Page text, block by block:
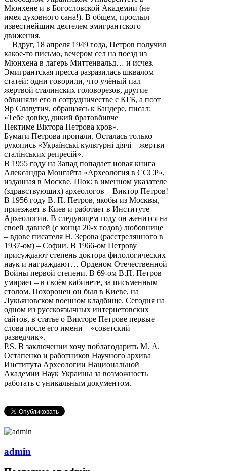
Мюнхене и в Богословской Академии (не
имея духовного сана!). В общем, прослыл
известнейшим деятелем эмигрантского
движения.
Вдруг, 18 апреля 1949 года, Петров получил
какое-то письмо, вечером сел на поезд из
Мюнхена в лагерь Миттенвальд… и исчез.
Эмигрантская пресса разразилась шквалом
статей: одни говорили, что учёный пал
жертвой сталинских головорезов, другие
обвиняли его в сотрудничестве с КГБ, а поэт
Яр Славутич, обращаясь к Бандере, писал:
«Тебе довiку, дикий братовбивче
Пектиме Вiктора Петрова кров».
Бумаги Петрова пропали. Осталась только
рукопись «Украïнськi культурнi дiячi – жертви
сталiнських репресiй».
В 1955 году на Запад попадает новая книга
Александра Монгайта «Археология в СССР»,
изданная в Москве. Шок: в именном указателе
(здравствующих) археологов – Виктор Петров!
В 1956 году В. П. Петров, якобы из Москвы,
приезжает в Киев и работает в Институте
Археологии. В следующем году он женится на
своей давней (с конца 20-х годов) любовнице
– вдове писателя Н. Зерова (расстрелянного в
1937-ом) – Софии. В 1966-ом Петрову
присуждают степень доктора филологических
наук и награждают… Орденом Отечественной
Войны первой степени. В 69-ом В.П. Петров
умирает – в своём кабинете, за письменным
столом. Похоронен он был в Киеве, на
Лукьяновском военном кладбище. Сегодня на
одном из русскоязычных интернетовских
сайтов, в статье о Викторе Петрове первые
слова после его имени – «советский
разведчик».
P.S. В заключении хочу поблагодарить М. А.
Остапенко и работников Научного архива
Института Археологии Национальной
Академии Наук Украины за возможность
работать с уникальным документом.
admin